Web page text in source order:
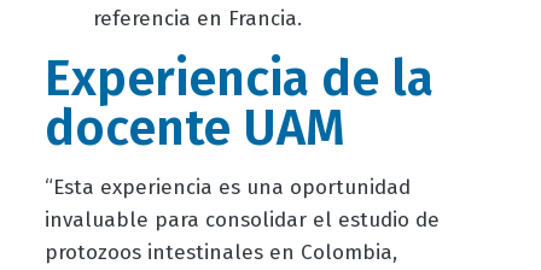
referencia en Francia.
Experiencia de la
docente UAM
“Esta experiencia es una oportunidad
invaluable para consolidar el estudio de
protozoos intestinales en Colombia,